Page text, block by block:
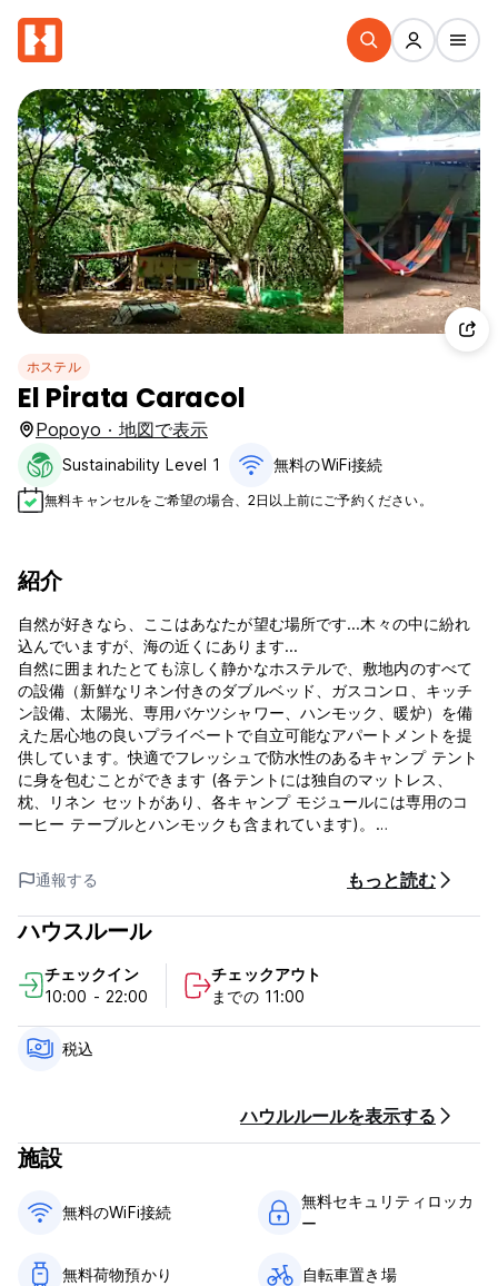
ホステル
El Pirata Caracol
Popoyo · 地図で表示
Sustainability Level 1 無料のWiFi接続
無料キャンセルをご希望の場合、2日以上前にご予約ください。
紹介
自然が好きなら、ここはあなたが望む場所です...木々の中に紛れ
込んでいますが、海の近くにあります...
自然に囲まれたとても涼しく静かなホステルで、敷地内のすべて
の設備（新鮮なリネン付きのダブルベッド、ガスコンロ、キッチ
ン設備、太陽光、専用バケツシャワー、ハンモック、暖炉）を備
えた居心地の良いプライベートで自立可能なアパートメントを提
供しています。快適でフレッシュで防水性のあるキャンプ テント
に身を包むことができます (各テントには独自のマットレス、
枕、リネン セットがあり、各キャンプ モジュールには専用のコ
ーヒー テーブルとハンモックも含まれています)。
ロ、オーブンとバーベキュー付きの焚き火台、ドライトイレ、バ
ケツシャワー、瞑想エリア、ヨガマットレスとダンベル、楽しめ
るボードゲーム、リラックスできるハンモックがいくつかありま
す。さらに、すべてのゲストに無料の自転車を提供し、素晴らし
素晴らしいビーチ（海まで自転車で約 30 ～ 35 分）など、美し
い環境を探索していただけます。タクシー、バイク、サーフボー
ドのレンタルに関する地元のお得な情報を提供します。
さんの鳥などの野生動物を敷地内で観察する絶好の機会にもなり
メルセデスで下車します。そこからホステルまでは少し歩きま
必ず事前にご予約ください（ウォークイン不可） (Auto-
translated from original language)
通報する もっと読む
ハウスルール
チェックイン
10:00 - 22:00
チェックアウト
までの 11:00
税込
ハウルルールを表示する
施設
無料のWiFi接続
無料セキュリティロッカ
ー
無料荷物預かり 自転車置き場